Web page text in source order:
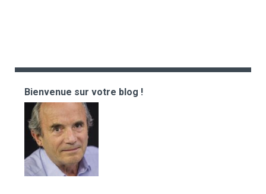
Bienvenue sur votre blog !